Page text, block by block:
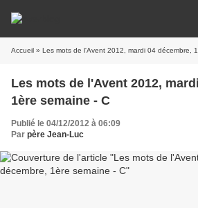
Accueil » Les mots de l'Avent 2012, mardi 04 décembre,
Les mots de l'Avent 2012,
1ère semaine - C
Publié le 04/12/2012 à 06:09
Par père Jean-Luc